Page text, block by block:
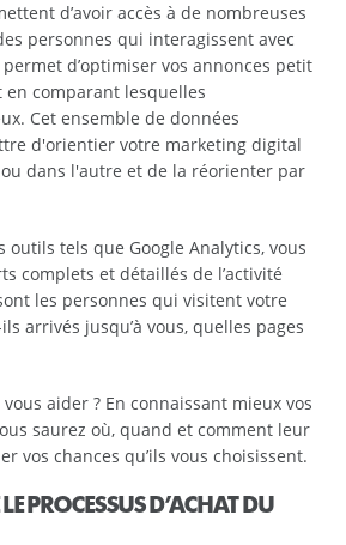
d’avoir accès à de nombreuses
personnes qui interagissent avec
d’optimiser vos annonces petit
comparant lesquelles
Cet ensemble de données
d'orientier votre marketing digital
dans l'autre et de la réorienter par
outils tels que Google Analytics, vous
complets et détaillés de l’activité
les personnes qui visitent votre
arrivés jusqu’à vous, quelles pages
aider ? En connaissant mieux vos
saurez où, quand et comment leur
vos chances qu’ils vous choisissent.
LE PROCESSUS D’ACHAT DU